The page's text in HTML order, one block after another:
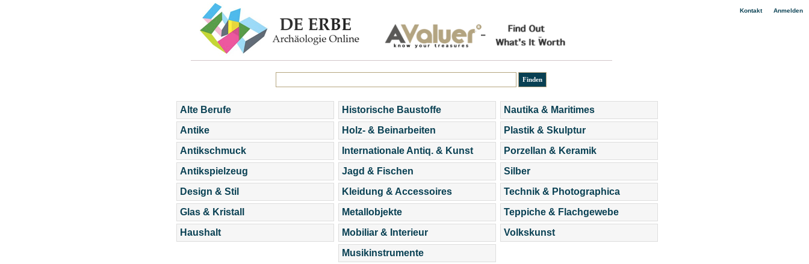
Kontakt| Anmelden
Alte Berufe
Antike
Antikschmuck
Antikspielzeug
Design & Stil
Glas & Kristall
Haushalt
Historische Baustoffe
Holz- & Beinarbeiten
Internationale Antiq. & Kunst
Jagd & Fischen
Kleidung & Accessoires
Metallobjekte
Mobiliar & Interieur
Musikinstrumente
Nautika & Maritimes
Plastik & Skulptur
Porzellan & Keramik
Silber
Technik & Photographica
Teppiche & Flachgewebe
Volkskunst